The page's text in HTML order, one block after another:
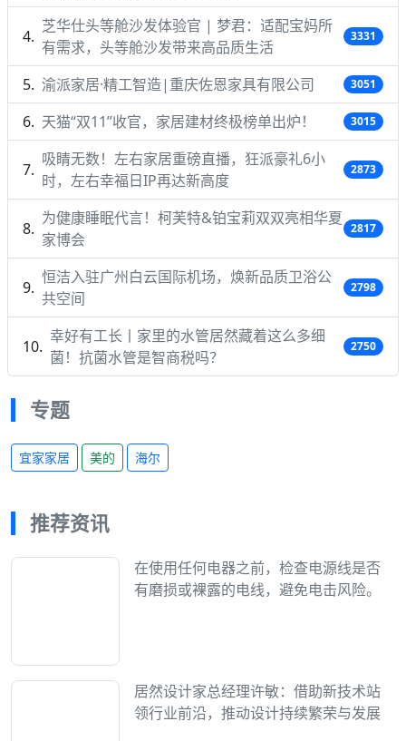
芝华仕头等舱沙发体验官 | 梦君：适配宝妈所
有需求，头等舱沙发带来高品质生活
3331
渝派家居·精工智造|重庆佐恩家具有限公司 3051
天猫“双11”收官，家居建材终极榜单出炉！ 3015
吸睛无数！左右家居重磅直播，狂派豪礼6小
时，左右幸福日IP再达新高度
2873
为健康睡眠代言！柯芙特&铂宝莉双双亮相华夏
家博会
2817
恒洁入驻广州白云国际机场，焕新品质卫浴公
共空间
2798
幸好有工长丨家里的水管居然藏着这么多细
菌！抗菌水管是智商税吗？
2750
专题
宜家家居 美的 海尔
推荐资讯
在使用任何电器之前，检查电源线是否
有磨损或裸露的电线，避免电击风险。
居然设计家总经理许敏：借助新技术站
领行业前沿，推动设计持续繁荣与发展